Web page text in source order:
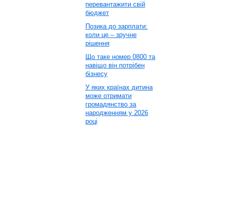
перевантажити свій
бюджет
Позика до зарплати:
коли це – зручне
рішення
Що таке номер 0800 та
навіщо він потрібен
бізнесу
У яких країнах дитина
може отримати
громадянство за
народженням у 2026
році